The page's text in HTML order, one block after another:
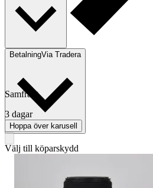
BetalningVia Tradera
Välj till köparskydd
Samfrakt
3 dagar
Hoppa över karusell